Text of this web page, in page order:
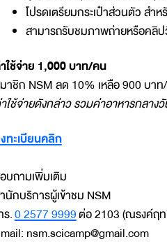
โปรดเตรียมกระเป๋าส่วนตัว สำ
สามารถรับชมภาพถ่ายหรือคลิ
ใช้จ่าย 1,000 บาท/คน
าชิก NSM ลด 10% เหลือ 900 บา
ใช้จ่ายดังกล่าว รวมค่าอาหารกลาง
ทะเบียนคลิก
บถามเพิ่มเติม
นักบริการผู้เข้าชม NSM
ร.0 2577 9999ต่อ 2103 (ณรงค์ฤ
nsm.scicamp@gmail.com